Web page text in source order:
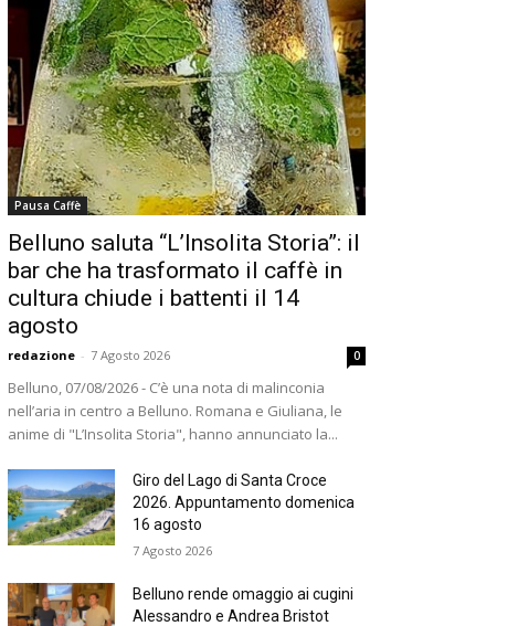
Pausa Caffè
Belluno saluta “L’Insolita Storia”: il
bar che ha trasformato il caffè in
cultura chiude i battenti il 14
agosto
redazione - 7 Agosto 2026 0
Belluno, 07/08/2026 - C’è una nota di malinconia
nell’aria in centro a Belluno. Romana e Giuliana, le
anime di "L’Insolita Storia", hanno annunciato la...
Giro del Lago di Santa Croce
2026. Appuntamento domenica
16 agosto
7 Agosto 2026
Belluno rende omaggio ai cugini
Alessandro e Andrea Bristot